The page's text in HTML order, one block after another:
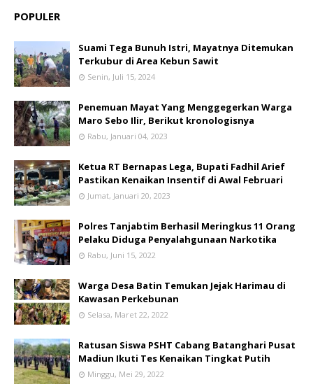
POPULER
Suami Tega Bunuh Istri, Mayatnya Ditemukan
Terkubur di Area Kebun Sawit
Senin, Juli 15, 2024
Penemuan Mayat Yang Menggegerkan Warga
Maro Sebo Ilir, Berikut kronologisnya
Rabu, Januari 04, 2023
Ketua RT Bernapas Lega, Bupati Fadhil Arief
Pastikan Kenaikan Insentif di Awal Februari
Jumat, Januari 20, 2023
Polres Tanjabtim Berhasil Meringkus 11 Orang
Pelaku Diduga Penyalahgunaan Narkotika
Rabu, Juni 15, 2022
Warga Desa Batin Temukan Jejak Harimau di
Kawasan Perkebunan
Selasa, Maret 22, 2022
Ratusan Siswa PSHT Cabang Batanghari Pusat
Madiun Ikuti Tes Kenaikan Tingkat Putih
Minggu, Mei 29, 2022